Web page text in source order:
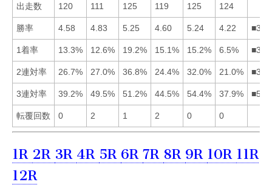
出走数 120 111 125 119 125 124
勝率 4.58 4.83 5.25 4.60 5.24 4.22
1着率 13.3% 12.6% 19.2% 15.1% 15.2% 6.5%
2連対率 26.7% 27.0% 36.8% 24.4% 32.0% 21.0%
3連対率 39.2% 49.5% 51.2% 44.5% 54.4% 37.9%
転覆回数 0 2 1 2 0 0
1R 2R 3R 4R 5R 6R 7R 8R 9R 10R 11R
12R